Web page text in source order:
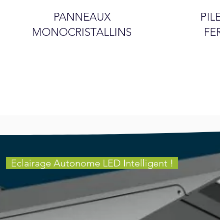
PANNEAUX
MONOCRISTALLINS
Eclairage Autonome LED Intelligent !